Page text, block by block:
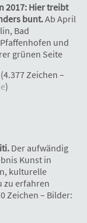
2017: Hier treibt
bunt.Ab April
Bad
und
grünen Seite
Zeichen –
)
Der aufwändig
Kunst in
kulturelle
zu erfahren
Zeichen – Bilder: